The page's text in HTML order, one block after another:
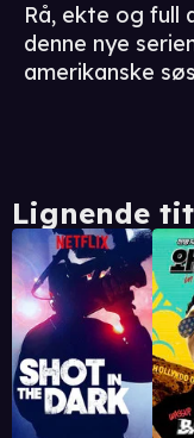
Rå, ekte og full
denne nye
amerikanske
Lignende